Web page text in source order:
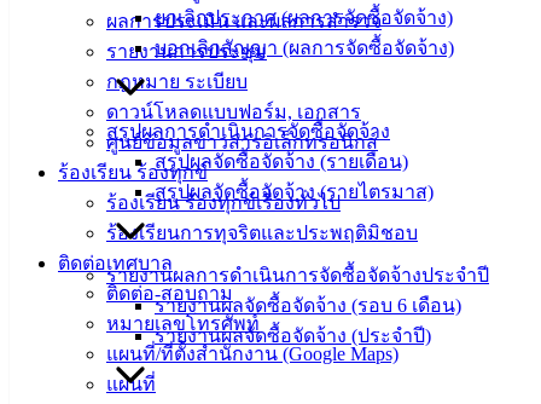
ผลการประเมิน และผลการสำรวจ
รายงานการประชุม
กฎหมาย ระเบียบ
ดาวน์โหลดแบบฟอร์ม, เอกสาร
ศูนย์ข้อมูลข่าวสารอิเล็กทรอนิกส์
ร้องเรียน ร้องทุกข์
ร้องเรียน ร้องทุกข์เรื่องทั่วไป
ร้องเรียนการทุจริตและประพฤติมิชอบ
ติดต่อเทศบาล
ติดต่อ-สอบถาม
หมายเลขโทรศัพท์
แผนที่/ที่ตั้งสำนักงาน (Google Maps)
แผนที่
ยกเลิกประกาศ (ผลการจัดซื้อจัดจ้าง)
บอกเลิกสัญญา (ผลการจัดซื้อจัดจ้าง)
สรุปผลการดำเนินการจัดซื้อจัดจ้าง
สรุปผลจัดซื้อจัดจ้าง (รายเดือน)
สรุปผลจัดซื้อจัดจ้าง (รายไตรมาส)
รายงานผลการดำเนินการจัดซื้อจัดจ้างประจำปี
รายงานผลจัดซื้อจัดจ้าง (รอบ 6 เดือน)
รายงานผลจัดซื้อจัดจ้าง (ประจำปี)
Management)
เทศบาล
สายตรง
ประวัติ
เทศบาล
หัวหน้า